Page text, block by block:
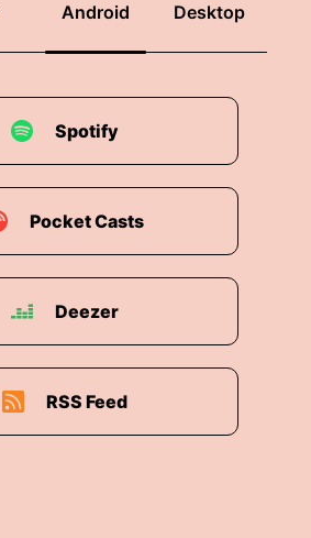
Android Desktop
Spotify
Pocket Casts
Deezer
RSS Feed